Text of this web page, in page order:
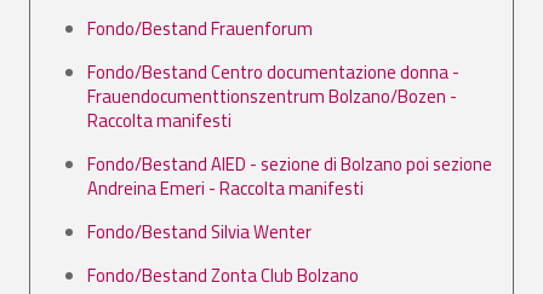
Fondo/Bestand Frauenforum
Fondo/Bestand Centro documentazione donna -
Frauendocumenttionszentrum Bolzano/Bozen -
Raccolta manifesti
Fondo/Bestand AIED - sezione di Bolzano poi sezione
Andreina Emeri - Raccolta manifesti
Fondo/Bestand Silvia Wenter
Fondo/Bestand Zonta Club Bolzano